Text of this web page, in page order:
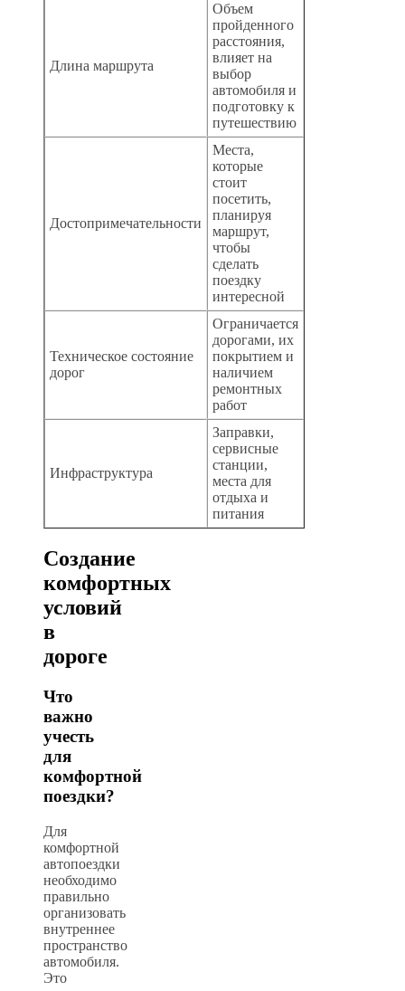
Длина маршрута
Объем
пройденного
расстояния,
влияет на
выбор
автомобиля и
подготовку к
путешествию
Достопримечательности
Места,
которые
стоит
посетить,
планируя
маршрут,
чтобы
сделать
поездку
интересной
Техническое состояние
дорог
Ограничается
дорогами, их
покрытием и
наличием
ремонтных
работ
Инфраструктура
Заправки,
сервисные
станции,
места для
отдыха и
питания
Создание
комфортных
условий
в
дороге
Что
важно
учесть
для
комфортной
поездки?
Для
комфортной
автопоездки
необходимо
правильно
организовать
внутреннее
пространство
автомобиля.
Это